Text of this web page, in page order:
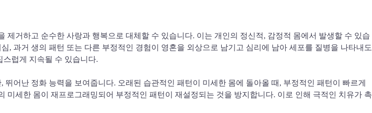
제거하고 순수한 사랑과 행복으로 대체할 수 있습니다. 이는 개인의 정신적, 감정적 몸에서 발생할 수 있습
, 과거 생의 패턴 또는 다른 부정적인 경험이 영혼을 외상으로 남기고 심리에 남아 세포를 질병을 나타내도
럽게 지속될 수 있습니다.
어난 정화 능력을 보여줍니다. 오래된 습관적인 패턴이 미세한 몸에 돌아올 때, 부정적인 패턴이 빠르게
미세한 몸이 재프로그래밍되어 부정적인 패턴이 재설정되는 것을 방지합니다. 이로 인해 극적인 치유가 촉